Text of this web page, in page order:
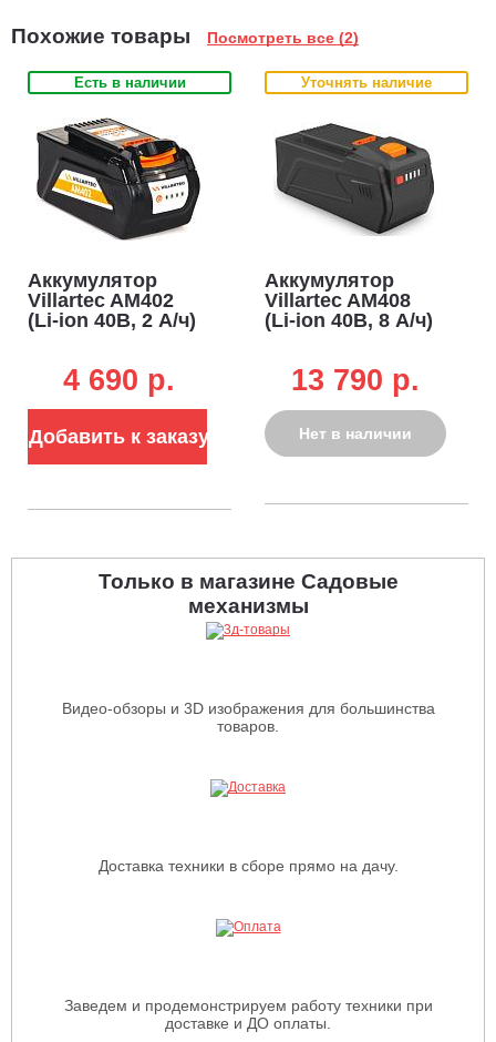
Похожие товары Посмотреть все (2)
Есть в наличии
Аккумулятор
Villartec AM402
(Li-ion 40В, 2 А/ч)
4 690 p.
Добавить к заказу
Уточнять наличие
Аккумулятор
Villartec AM408
(Li-ion 40В, 8 А/ч)
13 790 p.
Нет в наличии
Только в магазине Садовые
механизмы
Видео-обзоры и 3D изображения для большинства
товаров.
Доставка техники в сборе прямо на дачу.
Заведем и продемонстрируем работу техники при
доставке и ДО оплаты.